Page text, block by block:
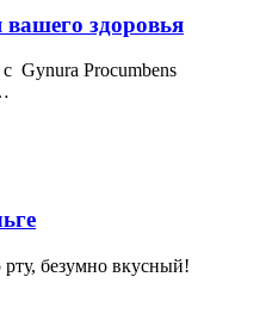
здоровья
Gynura Procumbens
безумно вкусный!